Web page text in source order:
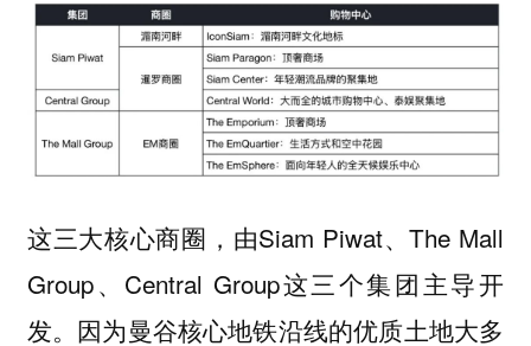
这三大核心商圈，由Siam Piwat、The Mall
Group、Central Group这三个集团主导开
发。因为曼谷核心地铁沿线的优质土地大多